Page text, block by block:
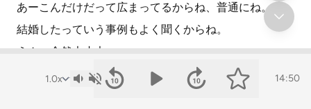
あーこんだけだって広まってるからね、普通にね。
結婚したっていう事例もよく聞くからね。
うん、全然大丈夫。
親にどうやって伝える?
14:50